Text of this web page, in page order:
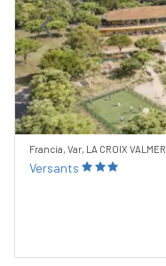
Previous
Francia, Var, LA CROIX VALMER
Versants